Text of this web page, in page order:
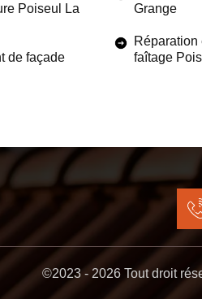
Poiseul La
de façade
Grange
Réparation
faîtage
©2023 - 2026 Tout droit